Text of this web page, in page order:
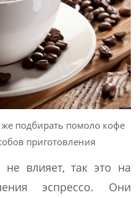
подбирать помоло кофе
приготовления
влияет, так это на
эспрессо. Они